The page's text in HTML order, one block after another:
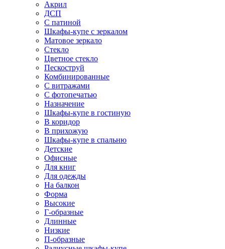
Акрил
ДСП
С патиной
Шкафы-купе с зеркалом
Матовое зеркало
Стекло
Цветное стекло
Пескоструй
Комбинированные
С витражами
С фотопечатью
Назначение
Шкафы-купе в гостиную
В коридор
В прихожую
Шкафы-купе в спальню
Детские
Офисные
Для книг
Для одежды
На балкон
Форма
Высокие
Г-образные
Длинные
Низкие
П-образные